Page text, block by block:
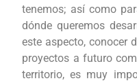
tenemos; así como
dónde queremos
este aspecto, conocer
proyectos a futuro
territorio, es muy